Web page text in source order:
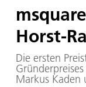
disappearing
When Earth
Moon
witnessing a
Horst-
Die ersten
Markus Kaden